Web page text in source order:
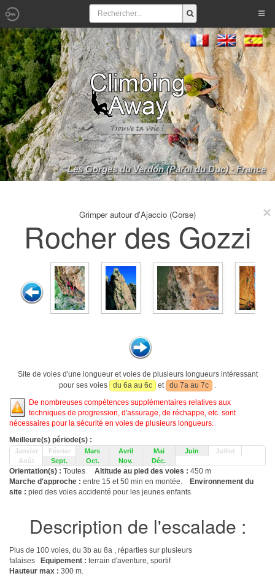
Les Gorges du Verdon (Paroi du Duc) - France
Grimper autour d'Ajaccio (Corse)
Rocher des Gozzi
Site de voies d'une longueur et voies de plusieurs longueurs intéressant
pour ses voies
du 6a au 6c et du 7a au 7c
.
De nombreuses compétences supplémentaires relatives aux
techniques de progression, d'assurage, de réchappe, etc. sont
nécessaires pour la sécurité en voies de plusieurs longueurs.
Meilleure(s) période(s) :
Janvier Février Mars Avril Mai Juin
Juillet
Août
Sept. Oct. Nov. Déc.
Orientation(s) : Toutes Altitude au pied des voies : 450 m
Marche d'approche : entre 15 et 50 min en montée.
Environnement du
site : pied des voies accidenté pour les jeunes enfants.
Description de l'escalade :
Plus de 100 voies, du 3b au 8a , réparties sur plusieurs
falaises
Equipement : terrain d'aventure, sportif
Hauteur max : 300 m.